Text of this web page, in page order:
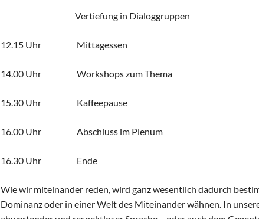
Vertiefung in Dialoggruppen
12.15 Uhr Mittagessen
14.00 Uhr Workshops zum Thema
15.30 Uhr Kaffeepause
16.00 Uhr Abschluss im Plenum
16.30 Uhr Ende
Wie wir miteinander reden, wird ganz wesentlich dadurch
Dominanz oder in einer Welt des Miteinander wähnen. In